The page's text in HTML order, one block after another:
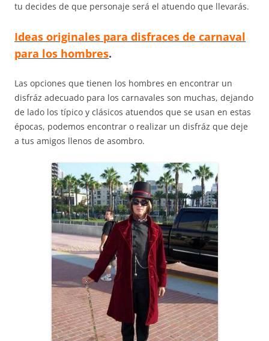
tu decides de que personaje será el atuendo que llevarás.
Ideas originales para disfraces de carnaval
para los hombres.
Las opciones que tienen los hombres en encontrar un
disfráz adecuado para los carnavales son muchas, dejando
de lado los típico y clásicos atuendos que se usan en estas
épocas, podemos encontrar o realizar un disfráz que deje
a tus amigos llenos de asombro.